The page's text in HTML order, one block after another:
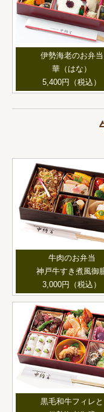
伊勢海老のお弁当
華（はな）
5,400円（税込）
牛肉のお弁当
神戸牛すき煮風御
3,000円（税込）
黒毛和牛フィレと